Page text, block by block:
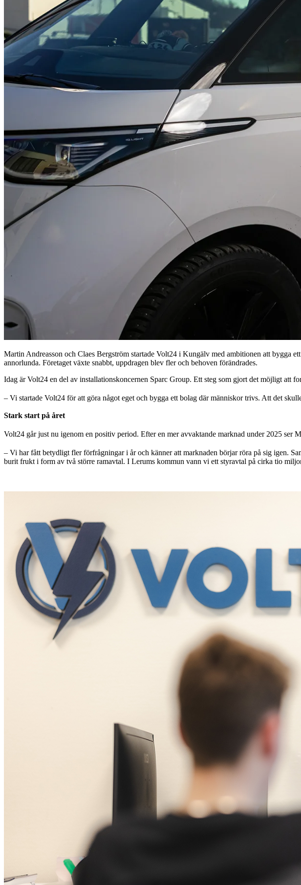
Martin Andreasson och Claes Bergström startade Volt24 i Kungälv med ambitionen att bygga
annorlunda. Företaget växte snabbt, uppdragen blev fler och behoven förändrades.
Idag är Volt24 en del av installationskoncernen Sparc Group. Ett steg som gjort det möjligt att
– Vi startade Volt24 för att göra något eget och bygga ett bolag där människor trivs. Att det
Stark start på året
Volt24 går just nu igenom en positiv period. Efter en mer avvaktande marknad under 2025 ser
– Vi har fått betydligt fler förfrågningar i år och känner att marknaden börjar röra på sig igen.
burit frukt i form av två större ramavtal. I Lerums kommun vann vi ett styravtal på cirka tio